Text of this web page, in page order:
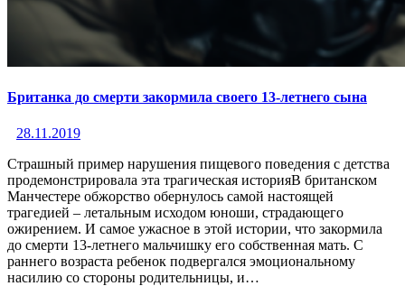
Британка до смерти закормила своего 13-летнего сына
28.11.2019
Страшный пример нарушения пищевого поведения с детства
продемонстрировала эта трагическая историяВ британском
Манчестере обжорство обернулось самой настоящей
трагедией – летальным исходом юноши, страдающего
ожирением. И самое ужасное в этой истории, что закормила
до смерти 13-летнего мальчишку его собственная мать. С
раннего возраста ребенок подвергался эмоциональному
насилию со стороны родительницы, и…